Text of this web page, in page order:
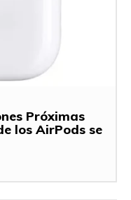
Próximas
los AirPods se